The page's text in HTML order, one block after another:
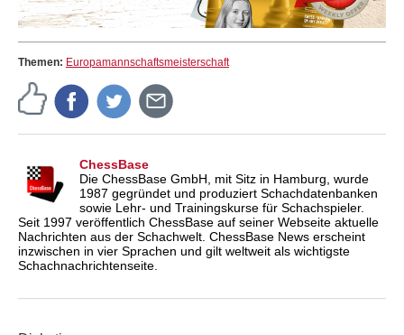
Themen: Europamannschaftsmeisterschaft
ChessBase
Die ChessBase GmbH, mit Sitz in Hamburg, wurde
1987 gegründet und produziert Schachdatenbanken
sowie Lehr- und Trainingskurse für Schachspieler.
Seit 1997 veröffentlich ChessBase auf seiner Webseite aktuelle
Nachrichten aus der Schachwelt. ChessBase News erscheint
inzwischen in vier Sprachen und gilt weltweit als wichtigste
Schachnachrichtenseite.